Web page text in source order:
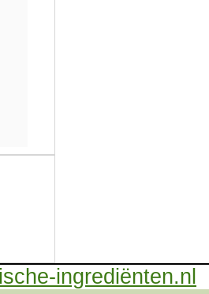
ingrediënten.nl